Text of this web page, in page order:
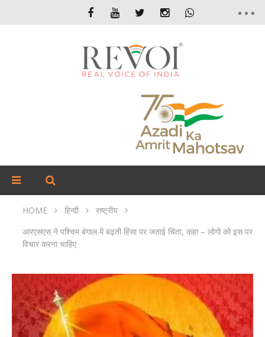
HOME हिन्दी
राष्ट्रीय
आरएसएस ने पश्चिम बंगाल में बढ़ती हिंसा पर जताई चिंता, कहा – लोगों को इस पर
विचार करना चाहिए